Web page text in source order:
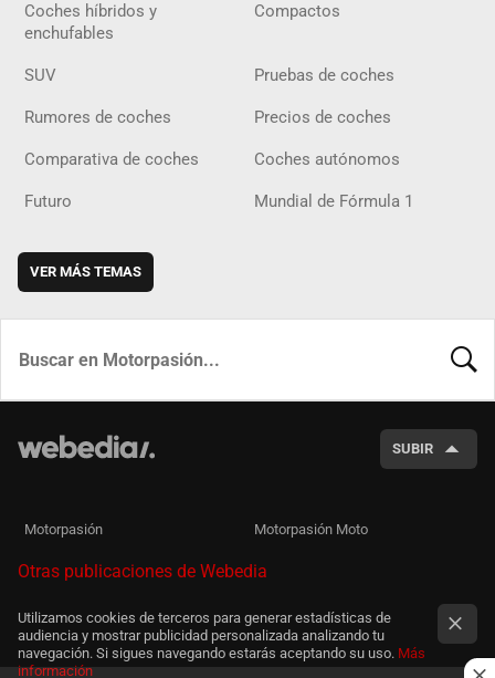
Coches híbridos y
enchufables
Compactos
SUV Pruebas de coches
Rumores de coches Precios de coches
Comparativa de coches Coches autónomos
Futuro Mundial de Fórmula 1
VER MÁS TEMAS
SUBIR
Motorpasión Motorpasión Moto
Otras publicaciones de Webedia
Utilizamos cookies de terceros para generar estadísticas de
audiencia y mostrar publicidad personalizada analizando tu
navegación. Si sigues navegando estarás aceptando su uso. Más
información